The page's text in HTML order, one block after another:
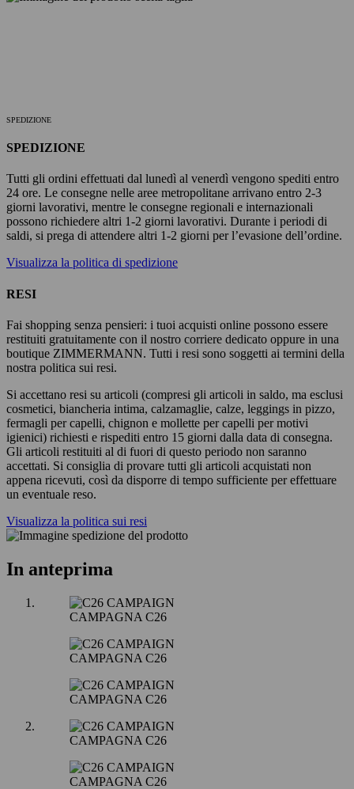
SPEDIZIONE
SPEDIZIONE
Tutti gli ordini effettuati dal lunedì al venerdì vengono spediti entro
24 ore. Le consegne nelle aree metropolitane arrivano entro 2-3
giorni lavorativi, mentre le consegne regionali e internazionali
possono richiedere altri 1-2 giorni lavorativi. Durante i periodi di
saldi, si prega di attendere altri 1-2 giorni per l’evasione dell’ordine.
Visualizza la politica di spedizione
RESI
Fai shopping senza pensieri: i tuoi acquisti online possono essere
restituiti gratuitamente con il nostro corriere dedicato oppure in una
boutique ZIMMERMANN. Tutti i resi sono soggetti ai termini della
nostra politica sui resi.
Si accettano resi su articoli (compresi gli articoli in saldo, ma esclusi
cosmetici, biancheria intima, calzamaglie, calze, leggings in pizzo,
fermagli per capelli, chignon e mollette per capelli per motivi
igienici) richiesti e rispediti entro 15 giorni dalla data di consegna.
Gli articoli restituiti al di fuori di questo periodo non saranno
accettati. Si consiglia di provare tutti gli articoli acquistati non
appena ricevuti, così da disporre di tempo sufficiente per effettuare
un eventuale reso.
Visualizza la politica sui resi
In anteprima
CAMPAGNA C26
CAMPAGNA C26
CAMPAGNA C26
CAMPAGNA C26
CAMPAGNA C26